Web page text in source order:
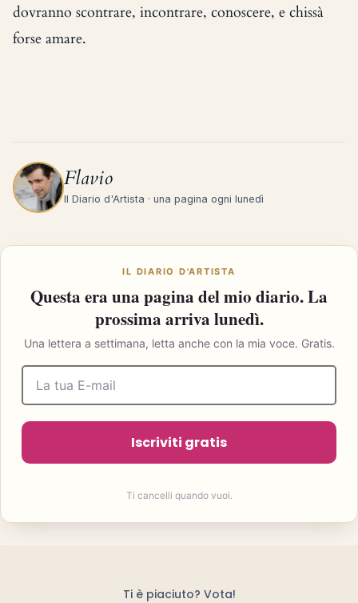
dovranno scontrare, incontrare, conoscere, e chissà
forse amare.
Flavio
Il Diario d'Artista · una pagina ogni lunedì
IL DIARIO D'ARTISTA
Questa era una pagina del mio diario. La
prossima arriva lunedì.
Una lettera a settimana, letta anche con la mia voce. Gratis.
Iscriviti gratis
Ti cancelli quando vuoi.
Ti è piaciuto? Vota!